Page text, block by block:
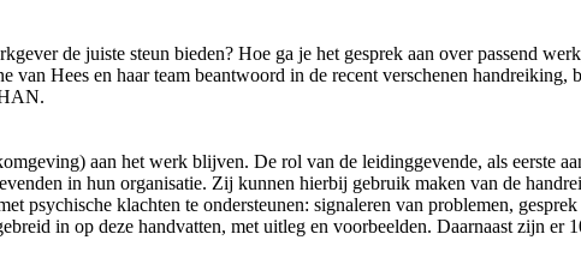
de juiste steun bieden? Hoe ga je het gesprek aan over passend
Hees en haar team beantwoord in de recent verschenen handreiking,
aan het werk blijven. De rol van de leidinggevende, als eerste
in hun organisatie. Zij kunnen hierbij gebruik maken van de
psychische klachten te ondersteunen: signaleren van problemen,
in op deze handvatten, met uitleg en voorbeelden. Daarnaast zijn er